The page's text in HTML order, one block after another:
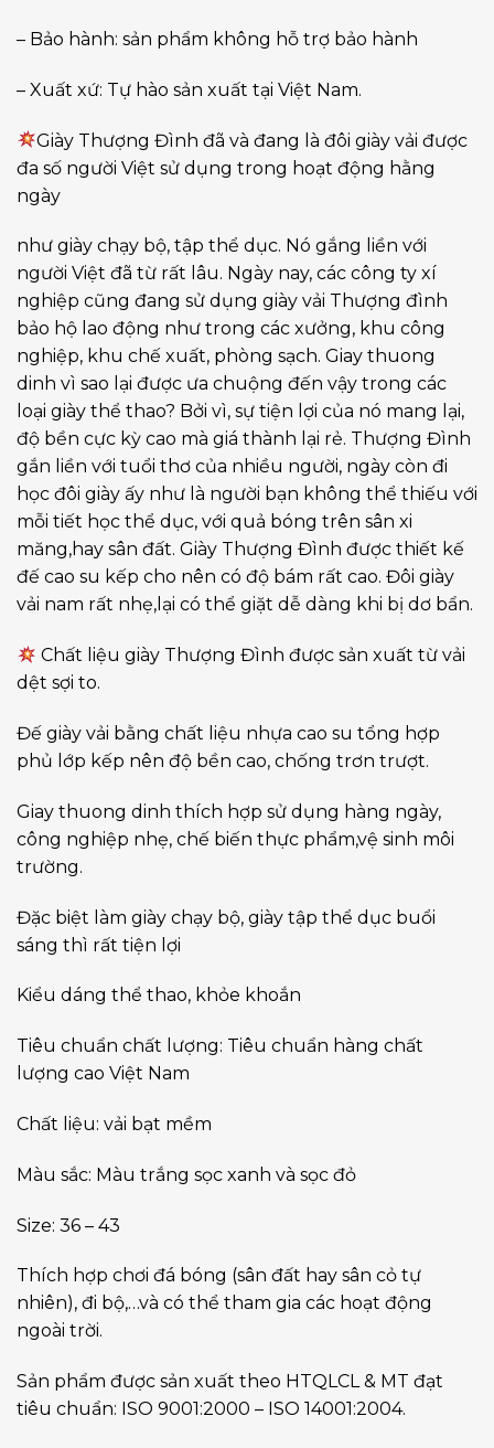
– Bảo hành: sản phẩm không hỗ trợ bảo hành
– Xuất xứ: Tự hào sản xuất tại Việt Nam.
Giày Thượng Đình đã và đang là đôi giày vải được
đa số người Việt sử dụng trong hoạt động hằng
ngày
như giày chạy bộ, tập thể dục. Nó gắng liền với
người Việt đã từ rất lâu. Ngày nay, các công ty xí
nghiệp cũng đang sử dụng giày vải Thượng đình
bảo hộ lao động như trong các xưởng, khu công
nghiệp, khu chế xuất, phòng sạch. Giay thuong
dinh vì sao lại được ưa chuộng đến vậy trong các
loại giày thể thao? Bởi vì, sự tiện lợi của nó mang lại,
độ bền cực kỳ cao mà giá thành lại rẻ. Thượng Đình
gắn liền với tuổi thơ của nhiều người, ngày còn đi
học đôi giày ấy như là người bạn không thể thiếu với
mỗi tiết học thể dục, với quả bóng trên sân xi
măng,hay sân đất. Giày Thượng Đình được thiết kế
đế cao su kếp cho nên có độ bám rất cao. Đôi giày
vải nam rất nhẹ,lại có thể giặt dễ dàng khi bị dơ bẩn.
Chất liệu giày Thượng Đình được sản xuất từ vải
dệt sợi to.
Đế giày vải bằng chất liệu nhựa cao su tổng hợp
phủ lớp kếp nên độ bền cao, chống trơn trượt.
Giay thuong dinh thích hợp sử dụng hàng ngày,
công nghiệp nhẹ, chế biến thực phẩm,vệ sinh môi
trường.
Đặc biệt làm giày chạy bộ, giày tập thể dục buổi
sáng thì rất tiện lợi
Kiểu dáng thể thao, khỏe khoắn
Tiêu chuẩn chất lượng: Tiêu chuẩn hàng chất
lượng cao Việt Nam
Chất liệu: vải bạt mềm
Màu sắc: Màu trắng sọc xanh và sọc đỏ
Size: 36 – 43
Thích hợp chơi đá bóng (sân đất hay sân cỏ tự
nhiên), đi bộ,…và có thể tham gia các hoạt động
ngoài trời.
Sản phẩm được sản xuất theo HTQLCL & MT đạt
tiêu chuẩn: ISO 9001:2000 – ISO 14001:2004.